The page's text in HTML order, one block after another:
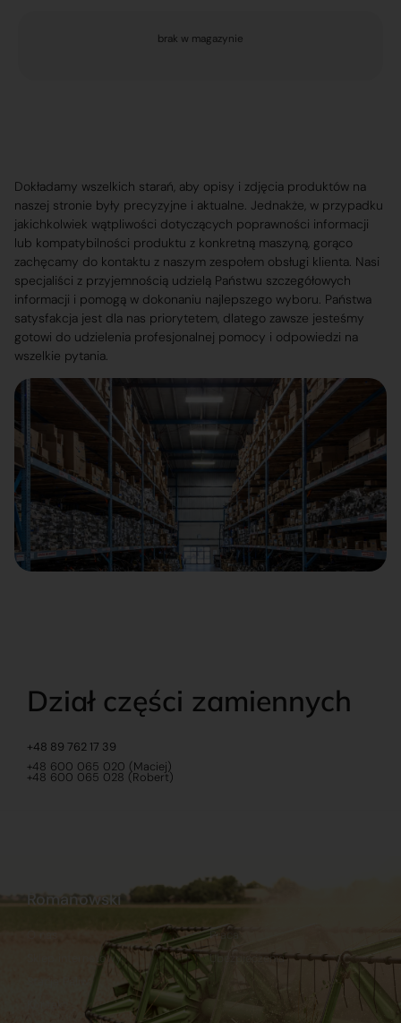
brak w magazynie
Dokładamy wszelkich starań, aby opisy i zdjęcia produktów na
naszej stronie były precyzyjne i aktualne. Jednakże, w przypadku
jakichkolwiek wątpliwości dotyczących poprawności informacji
lub kompatybilności produktu z konkretną maszyną, gorąco
zachęcamy do kontaktu z naszym zespołem obsługi klienta. Nasi
specjaliści z przyjemnością udzielą Państwu szczegółowych
informacji i pomogą w dokonaniu najlepszego wyboru. Państwa
satysfakcja jest dla nas priorytetem, dlatego zawsze jesteśmy
gotowi do udzielenia profesjonalnej pomocy i odpowiedzi na
wszelkie pytania.
Dział części zamiennych
+48 89 762 17 39
+48 600 065 020 (Maciej)
+48 600 065 028 (Robert)
Romanowski
Sklep internetowy
Praca
Ubezpieczenia